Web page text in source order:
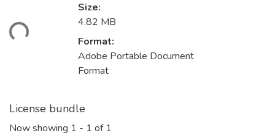
Size:
4.82 MB
Format:
Adobe Portable Document
Format
License bundle
Now showing 1 - 1 of 1